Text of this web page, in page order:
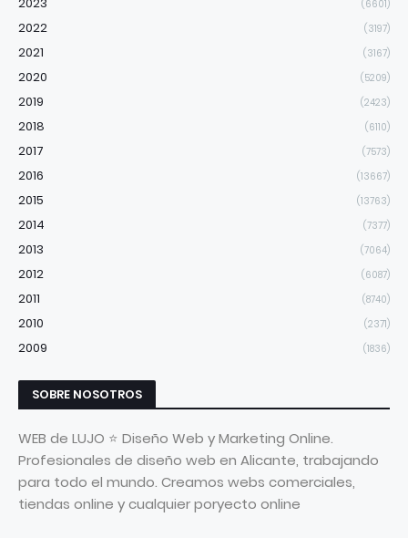
(6601)
2022 (3197)
2021 (3167)
2020 (5209)
2019 (2423)
2018 (6110)
2017 (7573)
2016 (13667)
2015 (13763)
2014 (7377)
2013 (7064)
2012 (6087)
2011 (8740)
2010 (2371)
2009 (1836)
SOBRE NOSOTROS
WEB de LUJO ⭐ Diseño Web y Marketing Online.
Profesionales de diseño web en Alicante, trabajando
para todo el mundo. Creamos webs comerciales,
tiendas online y cualquier poryecto online